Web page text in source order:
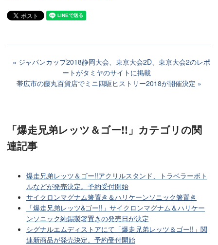
ジャパンカップ2018静岡大会、東京大会2D、東京大会2のレポ
ートがタミヤのサイトに掲載
帯広市の藤丸百貨店でミニ四駆ヒストリー2018が開催決定
「爆走兄弟レッツ＆ゴー!!」カテゴリの関
連記事
爆走兄弟レッツ＆ゴー!!アクリルスタンド、トラベラーボト
ルなどが発売決定。予約受付開始
サイクロンマグナム箸置き＆ハリケーンソニック箸置き
「爆走兄弟レッツ&ゴー!!」サイクロンマグナム＆ハリケー
ンソニック純錫製箸置きの発売日が決定
シグナルエムディストアにて「爆走兄弟レッツ＆ゴー!!」関
連新商品が発売決定。予約受付開始